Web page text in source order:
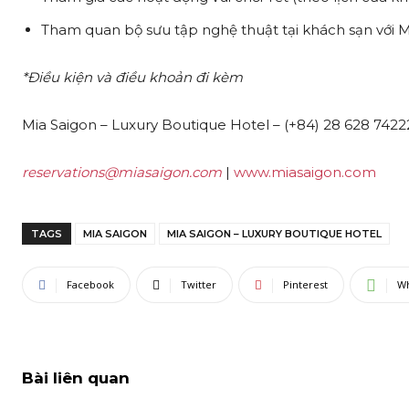
Tham quan bộ sưu tập nghệ thuật tại khách sạn với
*Điều kiện và điều khoản đi kèm
Mia Saigon – Luxury Boutique Hotel – (+84) 28 628
reservations@miasaigon.com | www.miasaigon.com
TAGS MIA SAIGON MIA SAIGON – LUXURY BOUTIQUE HOTEL
Facebook Twitter Pinterest
Bài liên quan